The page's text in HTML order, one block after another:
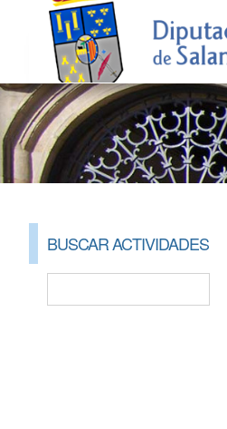
BUSCAR ACTIVIDADES